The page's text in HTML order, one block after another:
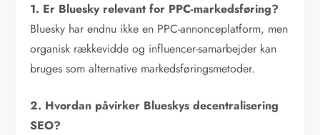
1. Er Bluesky relevant for PPC-markedsføring?
Bluesky har endnu ikke en PPC-annonceplatform, men
organisk rækkevidde og influencer-samarbejder kan
bruges som alternative markedsføringsmetoder.
2. Hvordan påvirker Blueskys decentralisering
SEO?